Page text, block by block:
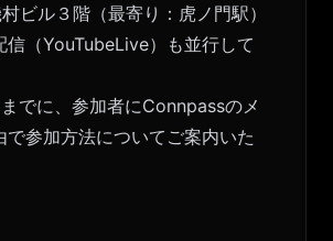
ビル３階（最寄り：虎ノ門駅）
信（YouTubeLive）も並行して
でに、参加者にConnpassのメ
で参加方法についてご案内いた